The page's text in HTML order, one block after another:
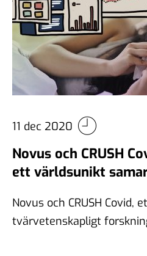
11 dec 2020
Novus och CRUSH
ett världsunikt
Novus och CRUSH Covid,
tvärvetenskapligt